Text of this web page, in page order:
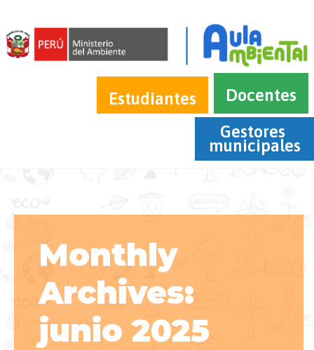
Estudiantes
Docentes
Gestores
municipales
Monthly
Archives:
junio 2025